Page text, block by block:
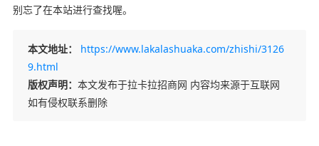
别忘了在本站进行查找喔。
本文地址：
https://www.lakalashuaka.com/zhishi/3126
9.html
版权声明： 本文发布于拉卡拉招商网 内容均来源于互联网
如有侵权联系删除